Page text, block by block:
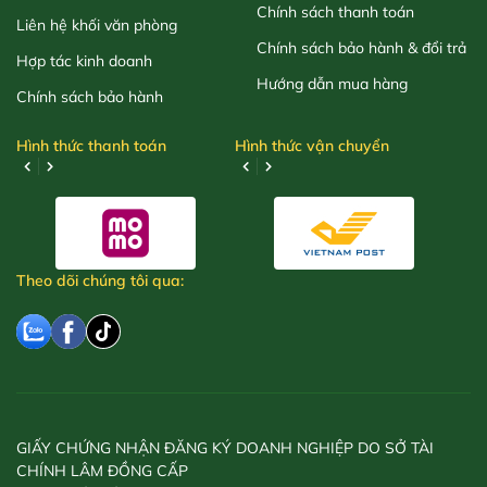
Liên hệ khối văn phòng
Hợp tác kinh doanh
Chính sách bảo hành
Chính sách thanh toán
Chính sách bảo hành & đổi trả
Hướng dẫn mua hàng
Hình thức thanh toán Hình thức vận chuyển
Theo dõi chúng tôi qua:
GIẤY CHỨNG NHẬN ĐĂNG KÝ DOANH NGHIỆP DO SỞ TÀI
CHÍNH LÂM ĐỒNG CẤP